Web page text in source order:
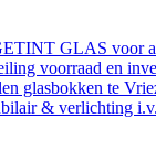
GLAS voor
voorraad en
glasbokken te
& verlichting